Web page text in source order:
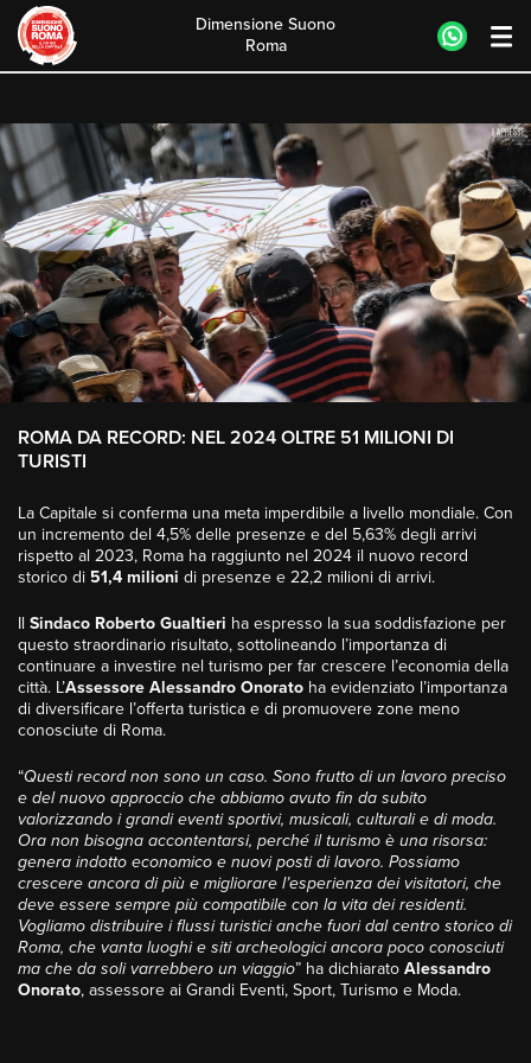
content
Dimensione Suono
Roma
ROMA DA RECORD: NEL 2024 OLTRE 51 MILIONI DI
TURISTI
La Capitale si conferma una meta imperdibile a livello mondiale. Con
un incremento del 4,5% delle presenze e del 5,63% degli arrivi
rispetto al 2023, Roma ha raggiunto nel 2024 il nuovo record
storico di 51,4 milioni di presenze e 22,2 milioni di arrivi.
Il Sindaco Roberto Gualtieri ha espresso la sua soddisfazione per
questo straordinario risultato, sottolineando l’importanza di
continuare a investire nel turismo per far crescere l’economia della
città. L’Assessore Alessandro Onorato ha evidenziato l’importanza
di diversificare l’offerta turistica e di promuovere zone meno
conosciute di Roma.
“Questi record non sono un caso. Sono frutto di un lavoro preciso
e del nuovo approccio che abbiamo avuto fin da subito
valorizzando i grandi eventi sportivi, musicali, culturali e di moda.
Ora non bisogna accontentarsi, perché il turismo è una risorsa:
genera indotto economico e nuovi posti di lavoro. Possiamo
crescere ancora di più e migliorare l’esperienza dei visitatori, che
deve essere sempre più compatibile con la vita dei residenti.
Vogliamo distribuire i flussi turistici anche fuori dal centro storico di
Roma, che vanta luoghi e siti archeologici ancora poco conosciuti
ma che da soli varrebbero un viaggio” ha dichiarato Alessandro
Onorato, assessore ai Grandi Eventi, Sport, Turismo e Moda.